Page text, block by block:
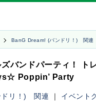
BanG Dream! (バンドリ！) 関連
バンドパーティ！ ト
Poppin’ Party
ドリ！) 関連 ｜ イベント